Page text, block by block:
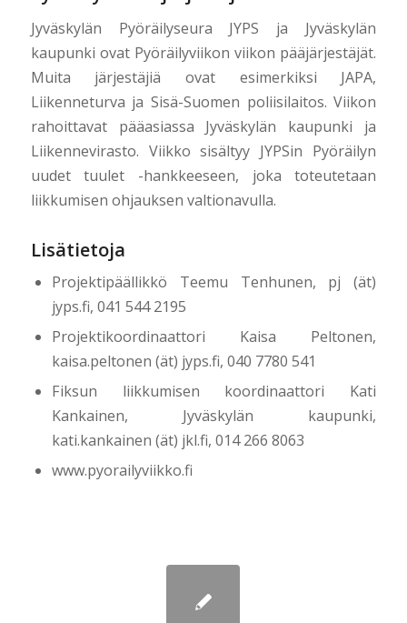
Jyväskylän Pyöräilyseura JYPS ja Jyväskylän
kaupunki ovat Pyöräilyviikon viikon pääjärjestäjät.
Muita järjestäjiä ovat esimerkiksi JAPA,
Liikenneturva ja Sisä-Suomen poliisilaitos. Viikon
rahoittavat pääasiassa Jyväskylän kaupunki ja
Liikennevirasto. Viikko sisältyy JYPSin Pyöräilyn
uudet tuulet -hankkeeseen, joka toteutetaan
liikkumisen ohjauksen valtionavulla.
Lisätietoja
Projektipäällikkö Teemu Tenhunen, pj (ät)
jyps.fi, 041 544 2195
Projektikoordinaattori Kaisa Peltonen,
kaisa.peltonen (ät) jyps.fi, 040 7780 541
Fiksun liikkumisen koordinaattori Kati
Kankainen, Jyväskylän kaupunki,
kati.kankainen (ät) jkl.fi, 014 266 8063
www.pyorailyviikko.fi